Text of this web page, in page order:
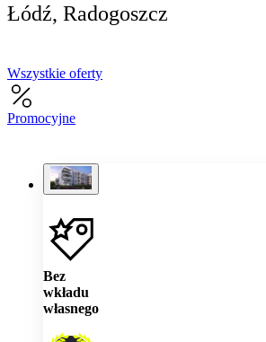
Łódź, Radogoszcz
Wszystkie oferty
Promocyjne
Bez
wkładu
własnego